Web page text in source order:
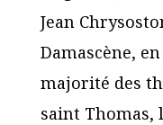
Jean
Damascène,
majorité des
saint Thomas,